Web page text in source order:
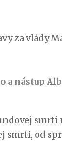
za vlády
a nástup
smrti
smrti, od